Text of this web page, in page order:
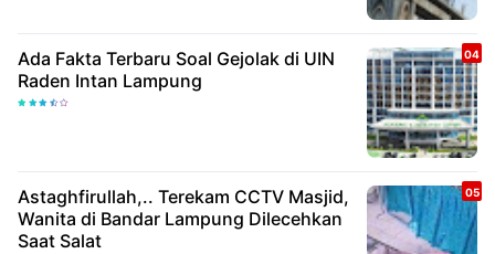
Ada Fakta Terbaru Soal Gejolak di UIN
Raden Intan Lampung
Astaghfirullah,.. Terekam CCTV Masjid,
Wanita di Bandar Lampung Dilecehkan
Saat Salat